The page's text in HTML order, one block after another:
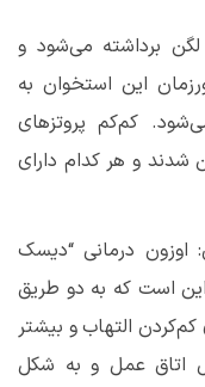
برداشته می‌شود و
این استخوان به
کم‌کم پروتزهای
و هر کدام دارای
اوزون درمانی “دیسک
است که به دو طریق
التهاب و بیشتر
اتاق عمل و به شکل